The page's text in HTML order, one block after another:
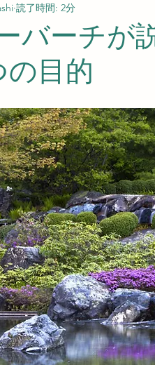
スピリットヒーリング）
）の思い スピリット
です 10分間遠隔スピ
バーチが
目的
読了時間: 2分